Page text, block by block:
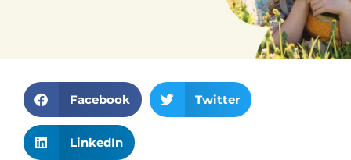
S
a
Facebook S Twitter
S LinkedIn